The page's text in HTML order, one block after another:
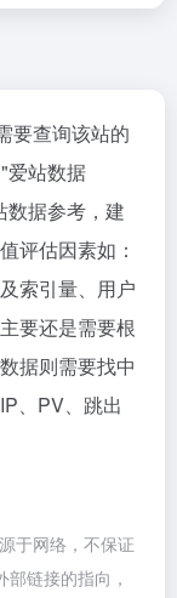
要查询该站的
爱站数据
数据参考，建
评估因素如：
索引量、用户
要还是需要根
据则需要找中
、PV、跳出
于网络，不保证
链接的指向，